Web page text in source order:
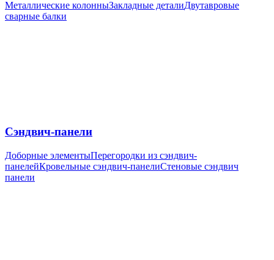
Металлические колонныЗакладные деталиДвутавровые
сварные балки
Сэндвич-панели
Доборные элементыПерегородки из сэндвич-
панелейКровельные сэндвич-панелиСтеновые сэндвич
панели